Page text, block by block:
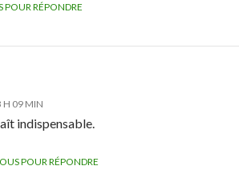
RÉPONDRE
H 09 MIN
indispensable.
POUR RÉPONDRE